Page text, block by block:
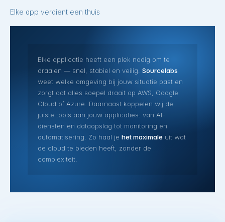
Elke app verdient een thuis
Elke applicatie heeft een plek nodig om te
draaien — snel, stabiel en veilig. Sourcelabs
weet welke omgeving bij jouw situatie past en
zorgt dat alles soepel draait op AWS, Google
Cloud of Azure. Daarnaast koppelen wij de
juiste tools aan jouw applicaties: van AI-
diensten en dataopslag tot monitoring en
automatisering. Zo haal je het maximale uit wat
de cloud te bieden heeft, zonder de
complexiteit.